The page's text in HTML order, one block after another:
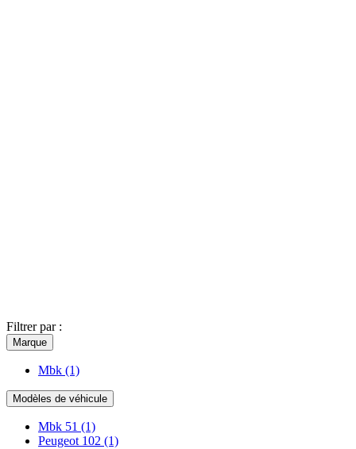
Filtrer par :
Marque
Mbk (1)
Modèles de véhicule
Mbk 51 (1)
Peugeot 102 (1)